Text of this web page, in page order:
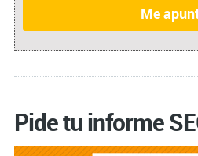
Pide tu informe